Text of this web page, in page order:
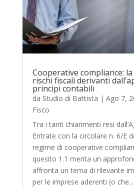
Cooperative compliance:
rischi fiscali derivanti
principi contabili
da Studio di Battista | Ago 7,
Fisco
Tra i tanti chiarimenti resi
Entrate con la circolare n. 6/E
regime di cooperative
quesito 1.1 merita un
affronta un tema di rilevante
per le imprese aderenti (o che...